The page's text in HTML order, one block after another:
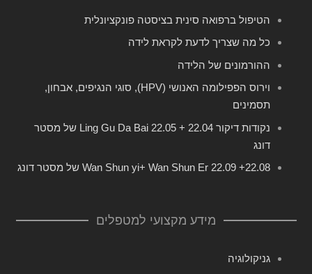
הטיפול ברפואה סינית בציסטה פונקציונלית
כל מה שצריך לדעת לקראת לידה
ההורמונים של הלידה
וירוס הפפילומה האנושי (HPV), סוגי הנגיפים, אבחון,
תסמינים
נקודות דיקור 22.04 + 22.05 Ling Gu Da Bai של מסטר
דונג
22.08+ 22.09 Wan Shun yi+ Wan Shun Er של מסטר דונג
מידע מקצועי למטפלים
גניקולוגיה